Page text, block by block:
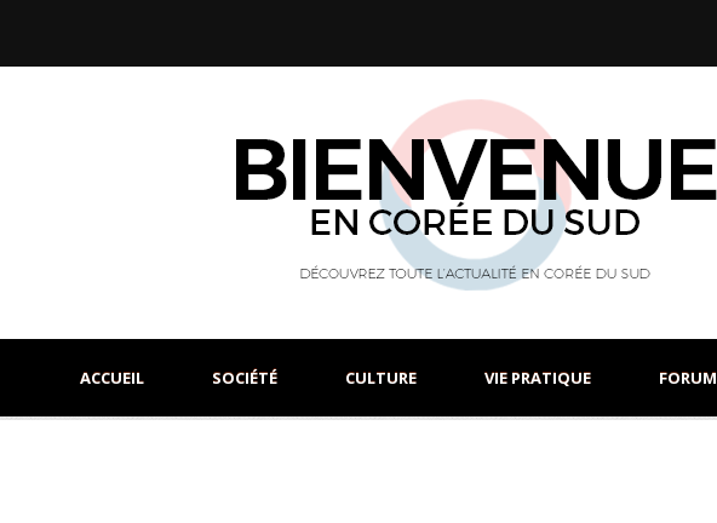
ACCUEIL SOCIÉTÉ CULTURE VIE PRATIQUE FORUM